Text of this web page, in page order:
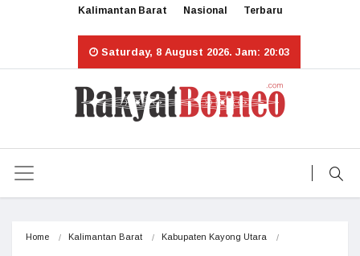
Kalimantan Barat Nasional Terbaru
Saturday, 8 August 2026. Jam: 20:03
Home Kalimantan Barat Kabupaten Kayong Utara